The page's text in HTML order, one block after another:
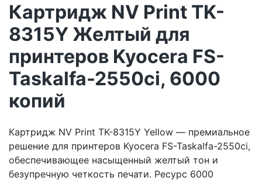
Картридж NV Print TK-
8315Y Желтый для
принтеров Kyocera FS-
Taskalfa-2550ci, 6000
копий
Картридж NV Print TK-8315Y Yellow — премиальное
решение для принтеров Kyocera FS-Taskalfa-2550ci,
обеспечивающее насыщенный желтый тон и
безупречную четкость печати. Ресурс 6000